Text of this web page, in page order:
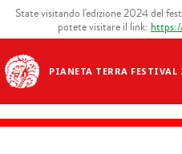
PIANETA TERRA FESTIVAL
State visitando l'edizione 2024 del
potete visitare il link: